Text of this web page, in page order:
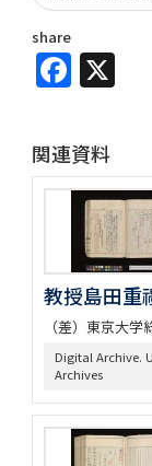
share
関連資料
教授島田重
（差）東京大
Digital Archive.
Archives